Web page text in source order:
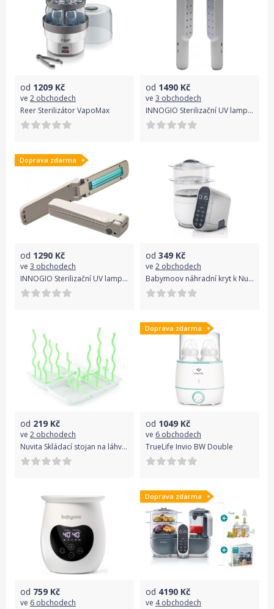
od 1209 Kč
ve 2 obchodech
Reer Sterilizátor VapoMax
od 1490 Kč
ve 3 obchodech
INNOGIO Sterilizační UV lampa GIOuvLight GIO-200
Doprava zdarma
od 1290 Kč
ve 3 obchodech
INNOGIO Sterilizační UV lampa GIOuvLight GIO-210
od 349 Kč
ve 2 obchodech
Babymoov náhradní kryt k Nutribaby+ EFFET ALU BROSSÉ
od 219 Kč
ve 2 obchodech
Nuvita Skládací stojan na láhve, Pastel green
Doprava zdarma
od 1049 Kč
ve 6 obchodech
TrueLife Invio BW Double
od 759 Kč
ve 6 obchodech
Doprava zdarma
od 4190 Kč
ve 4 obchodech